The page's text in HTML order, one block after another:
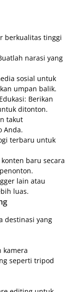
berkualitas tinggi
narasi yang
sosial untuk
umpan balik.
Berikan
ditonton.
takut
Anda.
terbaru untuk
baru secara
lain atau
luas.
destinasi yang
kamera
seperti tripod